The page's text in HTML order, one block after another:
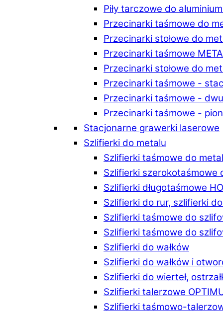
Piły tarczowe do
Przecinarki taśmowe do
Przecinarki stołowe do
Przecinarki taśmowe
Przecinarki stołowe do
Przecinarki taśmowe -
Przecinarki taśmowe -
Przecinarki taśmowe -
Stacjonarne grawerki laserowe
Szlifierki do metalu
Szlifierki taśmowe do
Szlifierki szerokotaśmowe
Szlifierki długotaśmowe
Szlifierki do rur, szlifierki
Szlifierki taśmowe do
Szlifierki taśmowe do
Szlifierki do wałków
Szlifierki do wałków i
Szlifierki do wierteł,
Szlifierki talerzowe
Szlifierki taśmowo-